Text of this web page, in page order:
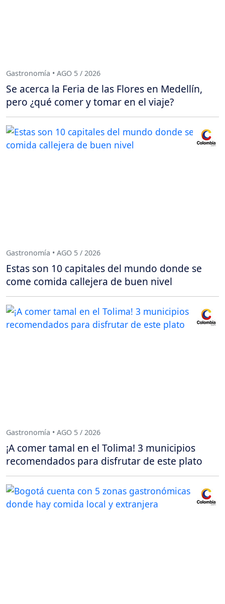
Gastronomía • AGO 5 / 2026
Se acerca la Feria de las Flores en Medellín,
pero ¿qué comer y tomar en el viaje?
Gastronomía • AGO 5 / 2026
Estas son 10 capitales del mundo donde se
come comida callejera de buen nivel
Gastronomía • AGO 5 / 2026
¡A comer tamal en el Tolima! 3 municipios
recomendados para disfrutar de este plato